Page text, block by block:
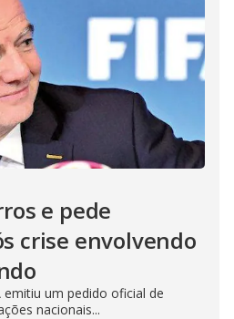
e pede
crise envolvendo
emitiu um pedido oficial de
nacionais...